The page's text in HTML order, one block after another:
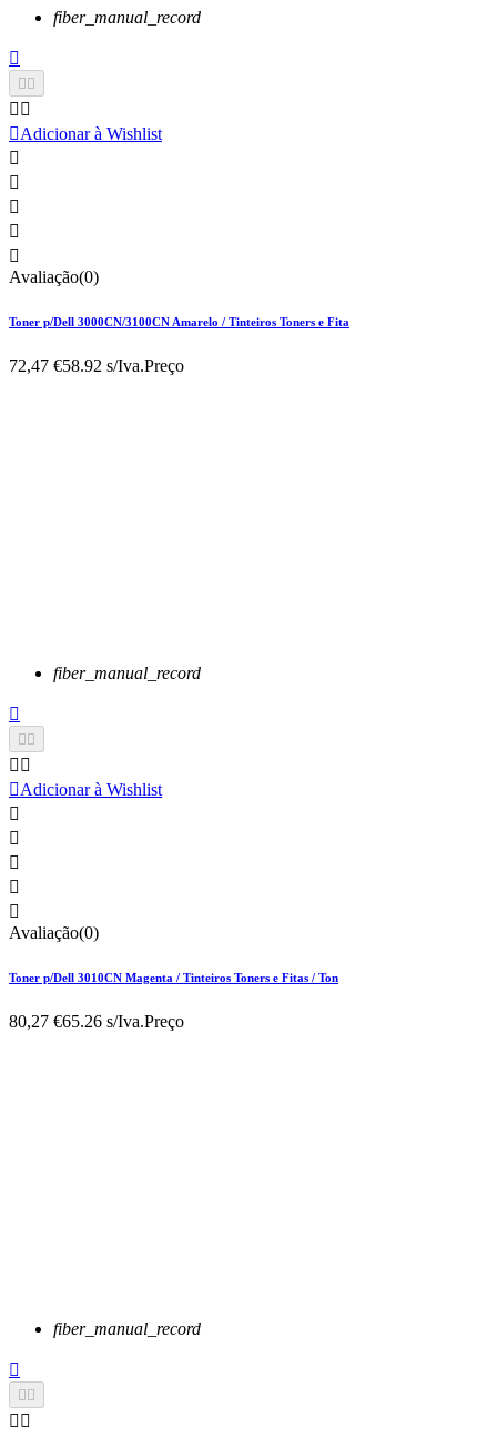
fiber_manual_record

 
 
Adicionar à Wishlist





Avaliação(0)
Toner p/Dell 3000CN/3100CN Amarelo / Tinteiros Toners e Fita
72,47 €58.92 s/Iva.Preço
fiber_manual_record

 
 
Adicionar à Wishlist





Avaliação(0)
Toner p/Dell 3010CN Magenta / Tinteiros Toners e Fitas / Ton
80,27 €65.26 s/Iva.Preço
fiber_manual_record

 
 